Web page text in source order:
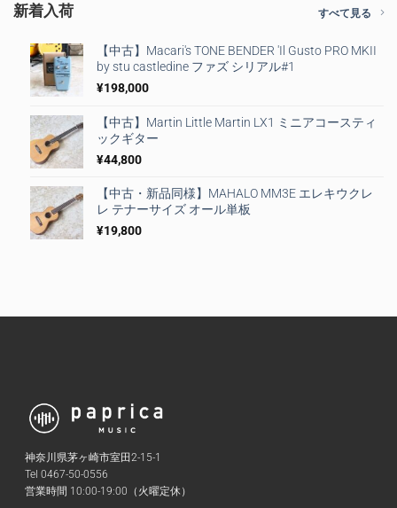
新着入荷 すべて見る
【中古】Macari's TONE BENDER 'Il Gusto PRO MKII
by stu castledine ファズ シリアル#1
¥198,000
【中古】Martin Little Martin LX1 ミニアコースティ
ックギター
¥44,800
【中古・新品同様】MAHALO MM3E エレキウクレ
レ テナーサイズ オール単板
¥19,800
神奈川県茅ヶ崎市室田2-15-1
Tel 0467-50-0556
営業時間 10:00-19:00（火曜定休）